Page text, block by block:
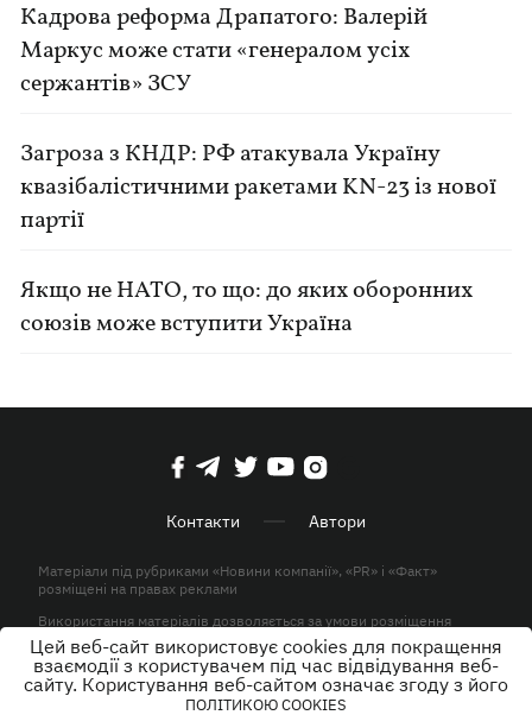
Кадрова реформа Драпатого: Валерій
Маркус може стати «генералом усіх
сержантів» ЗСУ
Загроза з КНДР: РФ атакувала Україну
квазібалістичними ракетами KN-23 із нової
партії
Якщо не НАТО, то що: до яких оборонних
союзів може вступити Україна
Контакти Автори
Матеріали під рубриками «Новини компанії», «PR» і «Факт»
розміщені на правах реклами
Використання матеріалів дозволяється за умови розміщення
активного гіперпосилання на KP.UA в першому абзаці.
© ТОВ «ЮЛАВ МЕДІА» 2026. Всі права захищені.
Цей веб-сайт використовує cookies для покращення
взаємодії з користувачем під час відвідування веб-
сайту. Користування веб-сайтом означає згоду з його
ПОЛІТИКОЮ COOKIES